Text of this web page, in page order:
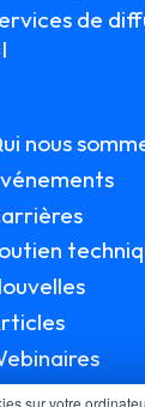
sur votre
de
nous